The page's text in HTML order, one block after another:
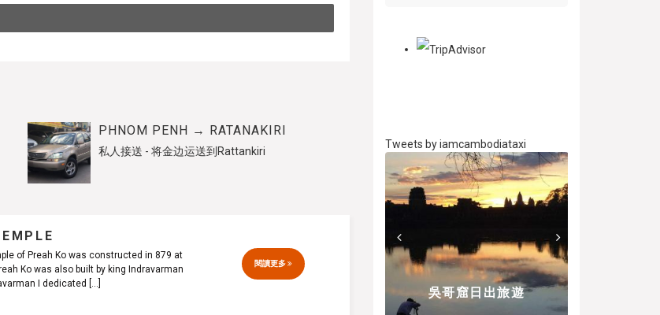
PHNOM PENH → RATANAKIRI
私人接送 - 将金边运送到Rattankiri
of Preah Ko was constructed in 879 at
Ko was also built by king Indravarman
I dedicated
[...]
閱讀更多
Tweets by iamcambodiataxi
洞里萨湖之旅 - 探索漂浮的渔
吳哥窟日出旅遊